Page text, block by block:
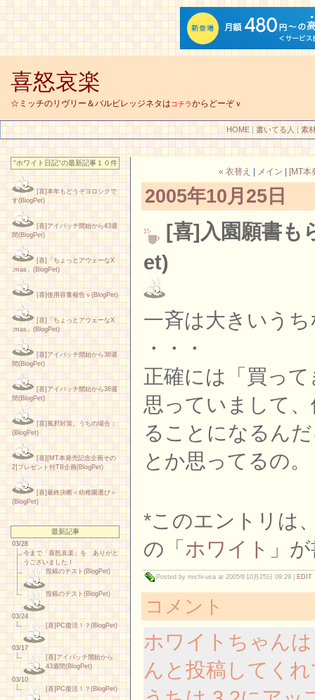
喜怒哀楽
☆ミッチのリヴリー＆バルビレッジネタはコチラからどーぞｖ
HOME |書いてる人 |素
"ホワイト日記"の最新記事１０件
[喜]本年もどうぞヨロシクで
す(BlogPet)
[喜]アイパッチ開始から43週
間(BlogPet)
[喜]「ちょっとアウェーなX
;mas」(BlogPet)
[喜]使用容量報告ｖ(BlogPet)
[喜]「ちょっとアウェーなX
;mas」(BlogPet)
[喜]アイパッチ開始から36週
間(BlogPet)
[喜]アイパッチ開始から36週
間(BlogPet)
[喜]風邪対策。うちの場合；
(BlogPet)
[喜][MT本発売記念企画その
2]プレゼント付TB企画(BlogPet)
[喜]最終決断＜幼稚園選び＞
(BlogPet)
最新記事
03/28
今まで「喜怒哀楽」を ありがと
うございました！
投稿のテスト(BlogPet)
投稿のテスト(BlogPet)
03/24
[喜]PC復活！？(BlogPet)
03/17
[喜]アイパッチ開始から
43週間(BlogPet)
03/10
[喜]PC復活！？(BlogPet)
« 衣替え | メイン | [MT本
2005年10月25日
[喜]入園願書も
et)
一斉は大きいう
・・・
正確には「買っ
思っていまして
ることになるん
とか思ってるの。
*このエントリは
の「ホワイト 」
Posted by michi-usa at 2005年10月25日 09:29 EDIT
コメント
ホワイトちゃん
んと投稿してく